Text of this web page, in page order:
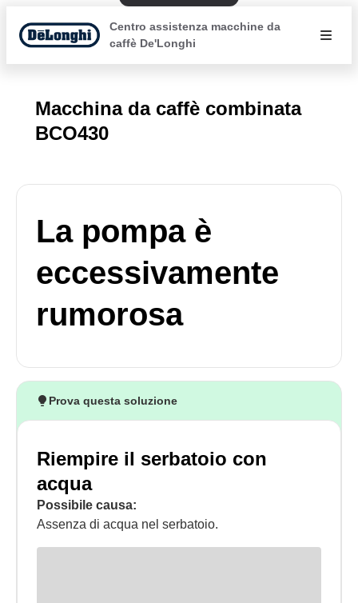
Centro assistenza macchine da
caffè De'Longhi
Macchina da caffè combinata
BCO430
La pompa è
eccessivamente
rumorosa
Prova questa soluzione
Riempire il serbatoio con
acqua
Possibile causa:
Assenza di acqua nel serbatoio.